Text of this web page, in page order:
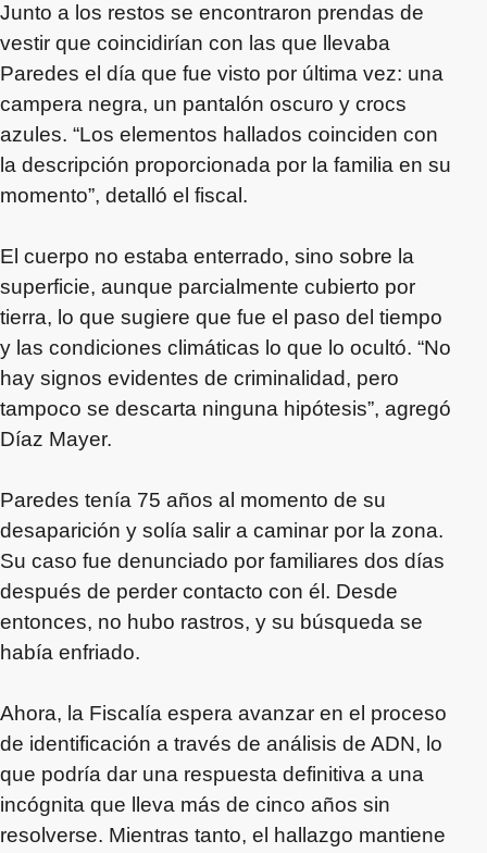
Junto a los restos se encontraron prendas de
vestir que coincidirían con las que llevaba
Paredes el día que fue visto por última vez: una
campera negra, un pantalón oscuro y crocs
azules. “Los elementos hallados coinciden con
la descripción proporcionada por la familia en su
momento”, detalló el fiscal.
El cuerpo no estaba enterrado, sino sobre la
superficie, aunque parcialmente cubierto por
tierra, lo que sugiere que fue el paso del tiempo
y las condiciones climáticas lo que lo ocultó. “No
hay signos evidentes de criminalidad, pero
tampoco se descarta ninguna hipótesis”, agregó
Díaz Mayer.
Paredes tenía 75 años al momento de su
desaparición y solía salir a caminar por la zona.
Su caso fue denunciado por familiares dos días
después de perder contacto con él. Desde
entonces, no hubo rastros, y su búsqueda se
había enfriado.
Ahora, la Fiscalía espera avanzar en el proceso
de identificación a través de análisis de ADN, lo
que podría dar una respuesta definitiva a una
incógnita que lleva más de cinco años sin
resolverse. Mientras tanto, el hallazgo mantiene